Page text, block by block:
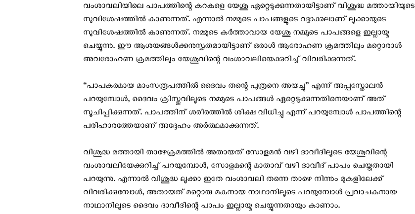
വംശാവലിയിലെ പാപത്തിന്റെ കറകളെ യേശു ഏറ്റെടുക്കുന്നതായിട്ടാണ് വിശുദ്ധ മത്തായിയുടെ
സുവിശേഷത്തില്‍ കാണുന്നത്. എന്നാല്‍ നമ്മുടെ പാപങ്ങളുടെ റദ്ദാക്കലാണ് ലൂക്കായുടെ
സുവിശേഷത്തില്‍ കാണുന്നത്. നമ്മുടെ കര്‍ത്താവായ യേശു നമ്മുടെ പാപങ്ങളെ ഇല്ലായ്മ
ചെയ്യുന്നു. ഈ ആശയങ്ങള്‍ക്കനുസൃതമായിട്ടാണ് ഒരാള്‍ ആരോഹണ ക്രമത്തിലും മറ്റൊരാള്‍
അവരോഹണ ക്രമത്തിലും യേശുവിന്റെ വംശാവലിയെക്കുറിച്ച് വിവരിക്കുന്നത്.
“പാപകരമായ മാംസരൂപത്തില്‍ ദൈവം തന്റെ പുത്രനെ അയച്ചു” എന്ന് അപ്പസ്തോലന്‍
പറയുമ്പോള്‍, ദൈവം ക്രിസ്തുവിലൂടെ നമ്മുടെ പാപങ്ങള്‍ ഏറ്റെടുക്കുന്നതിനെയാണ് അത്
സൂചിപ്പിക്കുന്നത്. പാപത്തിന് ശരീരത്തില്‍ ശിക്ഷ വിധിച്ചു എന്ന് പറയുമ്പോള്‍ പാപത്തിന്റെ
പരിഹാരത്തേയാണ് അദ്ദേഹം അര്‍ത്ഥമാക്കുന്നത്.
വിശുദ്ധ മത്തായി താഴേക്രമത്തില്‍ അതായത് സോളമന്‍ വഴി ദാവീദിലൂടെ യേശുവിന്റെ
വംശാവലിയേക്കുറിച്ച് പറയുമ്പോള്‍, സോളമന്റെ മാതാവ് വഴി ദാവീദ് പാപം ചെയ്തതായി
പറയുന്നു. എന്നാല്‍ വിശുദ്ധ ലൂക്കാ ഇതേ വംശാവലി തന്നെ താഴെ നിന്നും മുകളിലേക്ക്
വിവരിക്കുമ്പോള്‍, അതായത് മറ്റൊരു മകനായ നാഥാനിലൂടെ പറയുമ്പോള്‍ പ്രവാചകനായ
നാഥാനിലൂടെ ദൈവം ദാവീദിന്റെ പാപം ഇല്ലായ്മ ചെയ്യുന്നതായും കാണാം.